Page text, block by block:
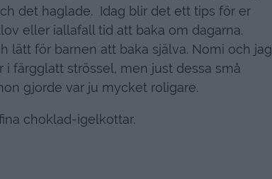
det haglade. Idag blir det ett tips för er
eller iallafall tid att baka om dagarna.
lätt för barnen att baka själva. Nomi och jag
färgglatt strössel, men just dessa små
gjorde var ju mycket roligare.
choklad-igelkottar.